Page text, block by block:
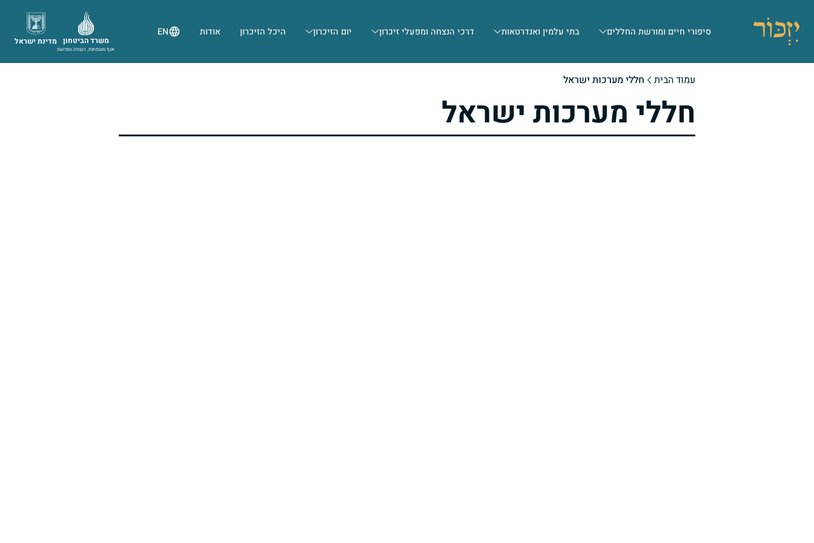
סיפורי חיים ומורשת החללים בתי עלמין ואנדרטאות דרכי הנצחה ומפעלי זיכרון יום הזיכרון היכל הזיכרון אודות EN
מדינת ישראל משרד הביטחון
אגף משפחות, הנצחה ומורשת
עמוד הבית חללי מערכות ישראל
חללי מערכות ישראל